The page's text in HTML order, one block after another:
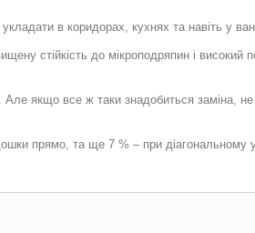
в коридорах, кухнях та навіть у
стійкість до мікроподряпин і високий
якщо все ж таки знадобиться заміна, не
прямо, та ще 7 % – при діагональному